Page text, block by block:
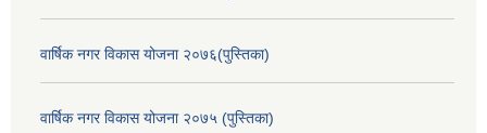
वार्षिक नगर विकास योजना २०७६(पुस्तिका)
वार्षिक नगर विकास योजना २०७५ (पुस्तिका)